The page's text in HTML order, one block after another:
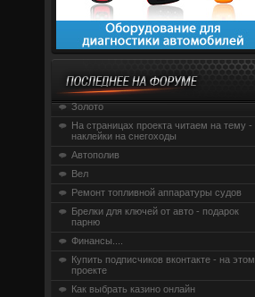
Золото
На страницах проекта читаем на тему -
наклейки на снегоходы
Автополив
Вел
Ремонт топливной аппаратуры судов
Брелки для ключей от авто - подарок
парню
Финансы....
Купить подписчиков вконтакте - на этом
проекте
Как выбрать казино онлайн